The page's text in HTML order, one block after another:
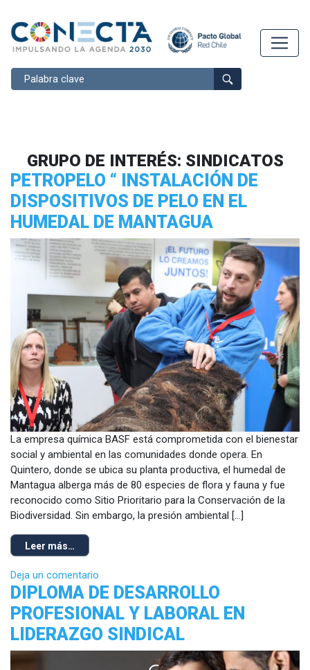
Buscar
GRUPO DE INTERÉS: SINDICATOS
PETROPELO “ INSTALACIÓN DE
DISPOSITIVOS DE PELO EN EL
HUMEDAL DE MANTAGUA
La empresa química BASF está comprometida con el bienestar
social y ambiental en las comunidades donde opera. En
Quintero, donde se ubica su planta productiva, el humedal de
Mantagua alberga más de 80 especies de flora y fauna y fue
reconocido como Sitio Prioritario para la Conservación de la
Biodiversidad. Sin embargo, la presión ambiental […]
Leer más…
Deja un comentario
DIPLOMA DE DESARROLLO
PROFESIONAL Y LABORAL EN
LIDERAZGO SINDICAL